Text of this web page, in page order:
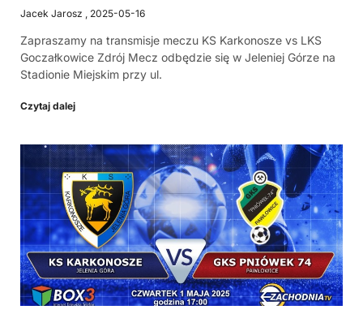
Jacek Jarosz 2025-05-16
Zapraszamy na transmisje meczu KS Karkonosze vs LKS
Goczałkowice Zdrój Mecz odbędzie się w Jeleniej Górze na
Stadionie Miejskim przy ul.
Czytaj dalej